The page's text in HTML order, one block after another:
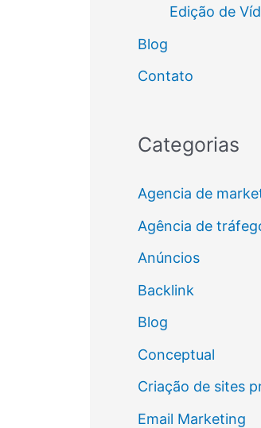
Edição de
Blog
Contato
Categorias
Agencia de
Agência de
Anúncios
Backlink
Blog
Conceptual
Criação de sites
Email Marketing